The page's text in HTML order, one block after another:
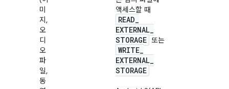
미
지,
오
디
오
파
일,
동
액세스할 때
READ_
EXTERNAL_
STORAGE 또는
WRITE_
EXTERNAL_
STORAGE